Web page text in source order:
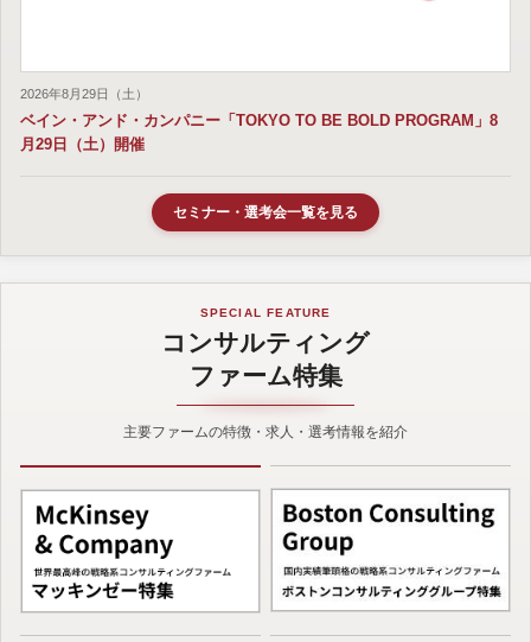
2026年8月29日（土）
ベイン・アンド・カンパニー「TOKYO TO BE BOLD PROGRAM」8
月29日（土）開催
セミナー・選考会一覧を見る
SPECIAL FEATURE
コンサルティング
ファーム特集
主要ファームの特徴・求人・選考情報を紹介